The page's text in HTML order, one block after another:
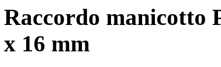
Raccordo manicotto
x 16 mm